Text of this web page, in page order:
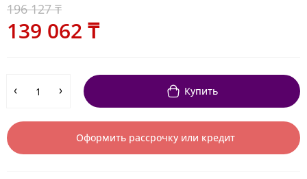
196 127 ₸
139 062 ₸
Купить
Оформить рассрочку или кредит